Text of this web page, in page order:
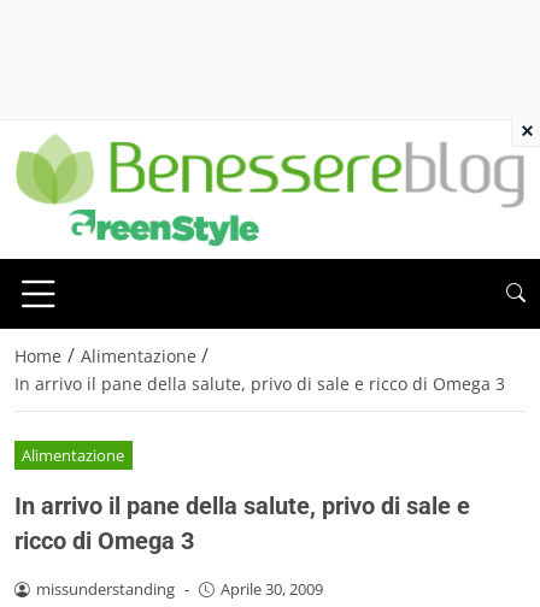
Home / Alimentazione /
In arrivo il pane della salute, privo di sale e ricco di Omega 3
Alimentazione
In arrivo il pane della salute, privo di sale e
ricco di Omega 3
missunderstanding - Aprile 30, 2009
×